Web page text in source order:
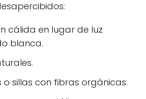
cálida en lugar de luz
blanca.
o sillas con fibras orgánicas.